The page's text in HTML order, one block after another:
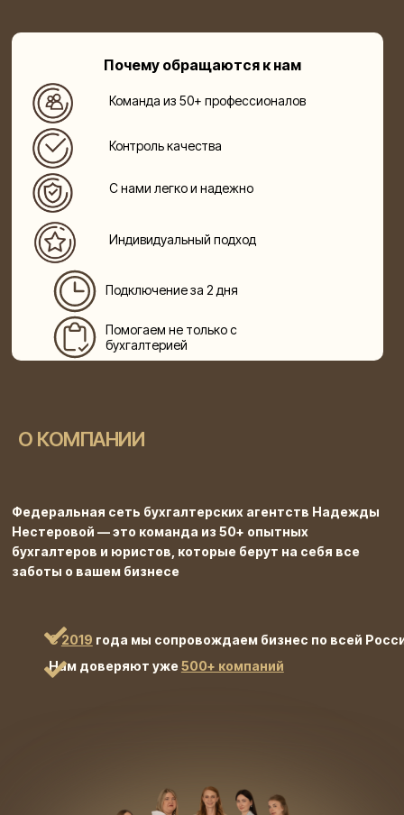
Почему обращаются к нам
С нами легко и надежно
Подключение за 2 дня
Контроль качества
Индивидуальный подход
Помогаем не только с
бухгалтерией
Команда из 50+ профессионалов
О КОМПАНИИ
С2019 года мы сопровождаем бизнес по всей
Нам доверяют уже 500+ компаний
Федеральная сеть бухгалтерских агентств Надежды
Нестеровой — это команда из 50+ опытных
бухгалтеров и юристов, которые берут на себя все
заботы о вашем бизнесе